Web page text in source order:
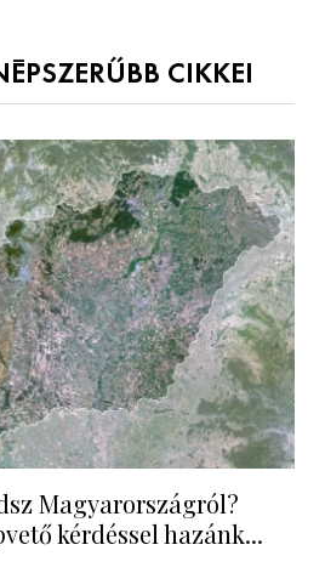
CIKKEI
Magyarországról?
kérdéssel hazánk...